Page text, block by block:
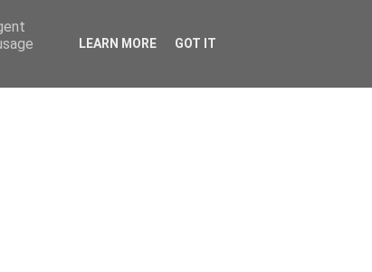
LEARN MORE GOT IT